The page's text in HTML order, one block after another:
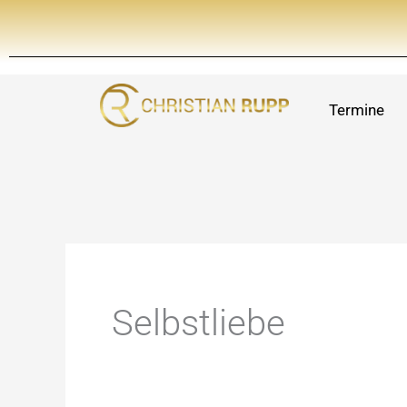
Zum
Inhalt
Termine
Selbstliebe